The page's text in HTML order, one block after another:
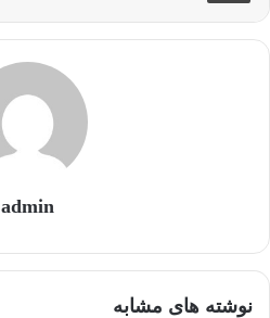
admin
نوشته های مشابه